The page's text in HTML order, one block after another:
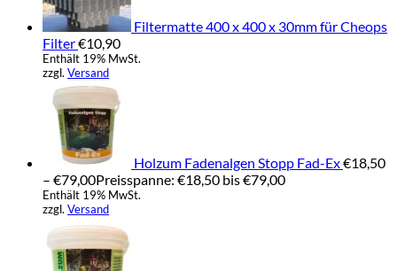
Filtermatte 400 x 400 x 30mm für Cheops
Filter€10,90
Enthält 19% MwSt.
zzgl. Versand
Holzum Fadenalgen Stopp Fad-Ex€18,50
– €79,00Preisspanne: €18,50 bis €79,00
Enthält 19% MwSt.
zzgl. Versand